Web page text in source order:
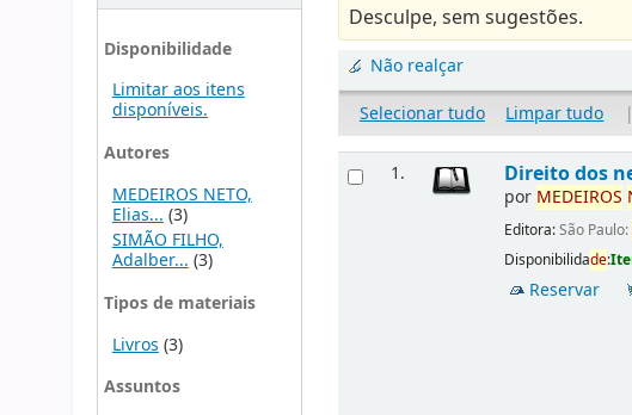
Disponibilidade
Limitar aos itens
disponíveis.
Autores
MEDEIROS NETO,
Elias... (3)
SIMÃO FILHO,
Adalber...(3)
Tipos de materiais
Livros (3)
Assuntos
Desculpe, sem sugestões.
Não realçar
Selecionar tudo
Limpar tudo |
1. Direito dos
por MEDEIROS
Editora:São Paulo:
Disponibilidade:
Reservar